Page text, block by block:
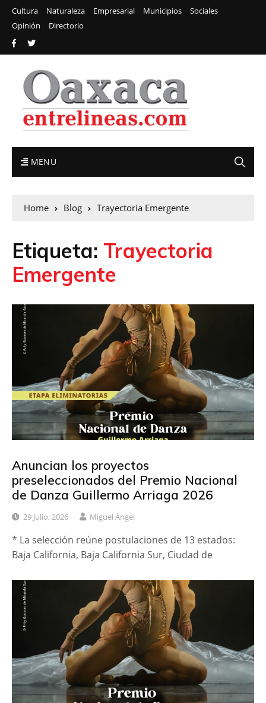
Cultura Naturaleza Empresarial Municipios
Sociales
Opinión
Directorio
MENU
Home Blog Trayectoria Emergente
Etiqueta: Trayectoria
Emergente
Anuncian los proyectos
preseleccionados del Premio Nacional
de Danza Guillermo Arriaga 2026
29 Julio, 2026 Miguel Ángel
* La selección reúne postulaciones de 13 estados:
Baja California, Baja California Sur, Ciudad de